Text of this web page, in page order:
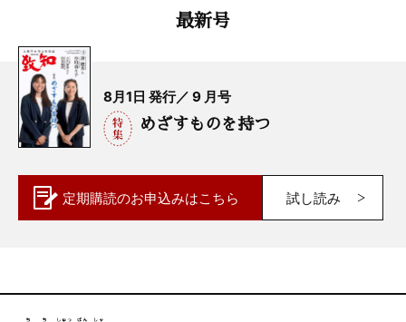
最新号
8月1日 発行／ 9 月号
めざすものを持つ
定期購読のお申込みはこちら 試し読み